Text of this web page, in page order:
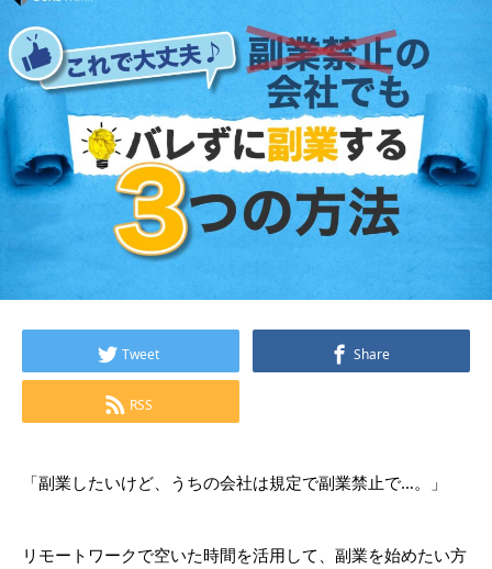
Tweet Share
RSS
「副業したいけど、うちの会社は規定で副業禁止で…。」
リモートワークで空いた時間を活用して、副業を始めたい方